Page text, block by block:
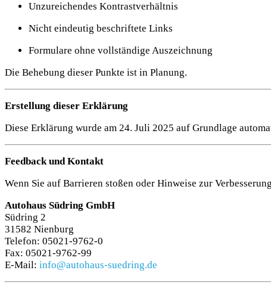
Unzureichendes Kontrastverhältnis
Nicht eindeutig beschriftete Links
Formulare ohne vollständige Auszeichnung
Die Behebung dieser Punkte ist in Planung.
Erstellung dieser Erklärung
Diese Erklärung wurde am 24. Juli 2025 auf Grundlage
Feedback und Kontakt
Wenn Sie auf Barrieren stoßen oder Hinweise zur
Autohaus Südring GmbH
Südring 2
31582 Nienburg
Telefon: 05021-9762-0
Fax: 05021-9762-99
E-Mail: info@autohaus-suedring.de